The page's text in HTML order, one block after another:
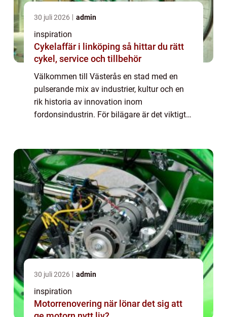
30 juli 2026 admin
inspiration
Cykelaffär i linköping så hittar du rätt
cykel, service och tillbehör
Välkommen till Västerås en stad med en
pulserande mix av industrier, kultur och en
rik historia av innovation inom
fordonsindustrin. För bilägare är det viktigt
30 juli 2026 admin
inspiration
Motorrenovering när lönar det sig att